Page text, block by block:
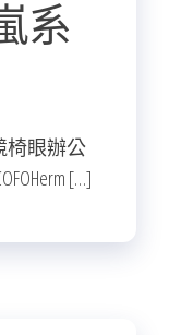
系
椅眼辦公
[…]